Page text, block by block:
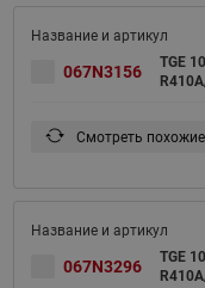
067N3156
TGE
Смотреть
067N3296
TGE